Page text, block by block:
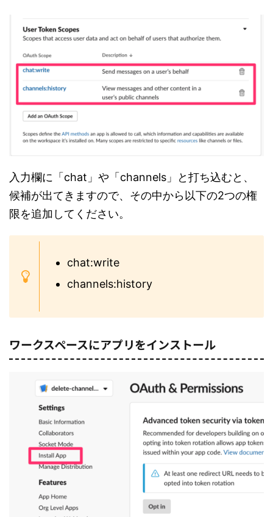
入力欄に「chat」や「channels」と打ち込むと、
候補が出てきますので、その中から以下の2つの権
限を追加してください。
chat:write
channels:history
ワークスペースにアプリをインストール